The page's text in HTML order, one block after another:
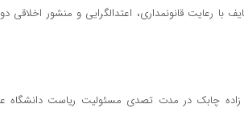
با رعایت قانون­مداری، اعتدال­گرایی و منشور اخلاقی
چابک در مدت تصدی مسئولیت ریاست دانشگاه